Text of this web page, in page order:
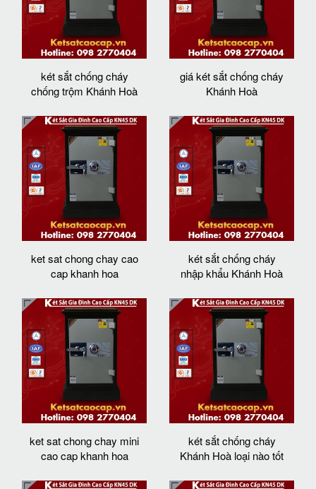
két sắt chống cháy
chống trộm Khánh Hoà
giá két sắt chống cháy
Khánh Hoà
ket sat chong chay cao
cap khanh hoa
két sắt chống cháy
nhập khẩu Khánh Hoà
ket sat chong chay mini
cao cap khanh hoa
két sắt chống cháy
Khánh Hoà loại nào tốt